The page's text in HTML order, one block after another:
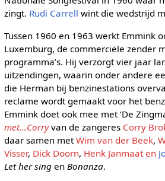
zingt. Rudi Carrell wint die wedstrijd
Tussen 1960 en 1963 werkt Emmink
Luxemburg, de commerciële zender
programma’s. Hij verzorgt vier jaar
uitzendingen, waarin onder andere
die Herman bij benzinestations
reclame wordt gemaakt voor het
Emmink doet ook mee met ‘De
met…Corryvan de zangeres Corry
daar samen metWim van der Beek,
Visser, Dick Doorn, Henk Janmaat en
Let her singen Bonanza.